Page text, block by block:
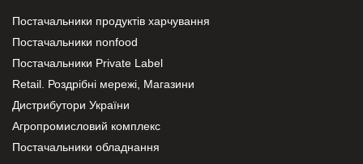
Постачальники продуктів харчування
Постачальники nonfood
Постачальники Private Label
Retail. Роздрібні мережі, Магазини
Дистрибутори України
Агропромисловий комплекс
Постачальники обладнання